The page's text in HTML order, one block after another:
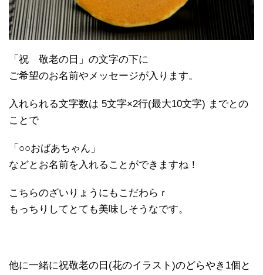
「祝 敬老の日」の文字の下に
ご希望のお名前やメッセージが入ります。
入れられる文字数は 5文字×2行(最大10文字) までとの
ことで
「○○おばあちゃん」
などとお名前を入れることができますね！
こちらのざいりょうにもこだわらｒ
もっちりしてとても美味しそうなです。
他に一緒に祝敬老の日(花のイラスト)のどらやき1個と